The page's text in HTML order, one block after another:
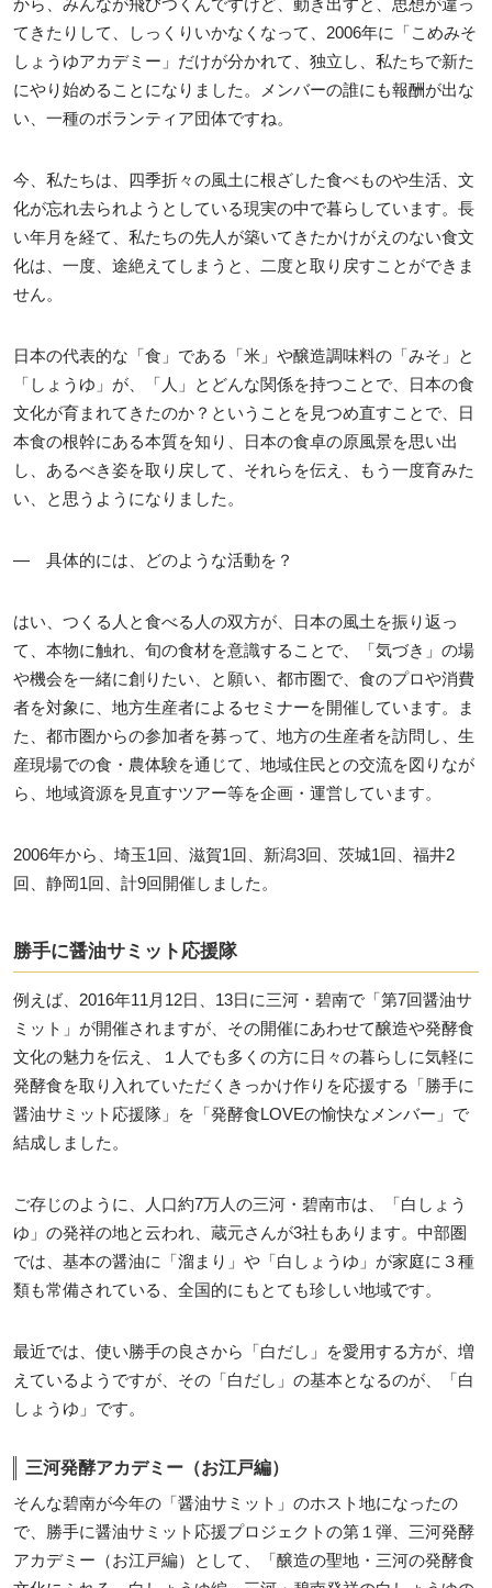
てきたりして、しっくりいかなくなって、2006年に「こめみそ
しょうゆアカデミー」だけが分かれて、独立し、私たちで新た
にやり始めることになりました。メンバーの誰にも報酬が出な
い、一種のボランティア団体ですね。
今、私たちは、四季折々の風土に根ざした食べものや生活、文
化が忘れ去られようとしている現実の中で暮らしています。長
い年月を経て、私たちの先人が築いてきたかけがえのない食文
化は、一度、途絶えてしまうと、二度と取り戻すことができま
せん。
日本の代表的な「食」である「米」や醸造調味料の「みそ」と
「しょうゆ」が、「人」とどんな関係を持つことで、日本の食
文化が育まれてきたのか？ということを見つめ直すことで、日
本食の根幹にある本質を知り、日本の食卓の原風景を思い出
し、あるべき姿を取り戻して、それらを伝え、もう一度育みた
い、と思うようになりました。
― 具体的には、どのような活動を？
はい、つくる人と食べる人の双方が、日本の風土を振り返っ
て、本物に触れ、旬の食材を意識することで、「気づき」の場
や機会を一緒に創りたい、と願い、都市圏で、食のプロや消費
者を対象に、地方生産者によるセミナーを開催しています。ま
た、都市圏からの参加者を募って、地方の生産者を訪問し、生
産現場での食・農体験を通じて、地域住民との交流を図りなが
ら、地域資源を見直すツアー等を企画・運営しています。
2006年から、埼玉1回、滋賀1回、新潟3回、茨城1回、福井2
回、静岡1回、計9回開催しました。
勝手に醤油サミット応援隊
例えば、2016年11月12日、13日に三河・碧南で「第7回醤油サ
ミット」が開催されますが、その開催にあわせて醸造や発酵食
文化の魅力を伝え、１人でも多くの方に日々の暮らしに気軽に
発酵食を取り入れていただくきっかけ作りを応援する「勝手に
醤油サミット応援隊」を「発酵食LOVEの愉快なメンバー」で
結成しました。
ご存じのように、人口約7万人の三河・碧南市は、「白しょう
ゆ」の発祥の地と云われ、蔵元さんが3社もあります。中部圏
では、基本の醤油に「溜まり」や「白しょうゆ」が家庭に３種
類も常備されている、全国的にもとても珍しい地域です。
最近では、使い勝手の良さから「白だし」を愛用する方が、増
えているようですが、その「白だし」の基本となるのが、「白
しょうゆ」です。
三河発酵アカデミー（お江戸編）
そんな碧南が今年の「醤油サミット」のホスト地になったの
で、勝手に醤油サミット応援プロジェクトの第１弾、三河発酵
アカデミー（お江戸編）として、「醸造の聖地・三河の発酵食